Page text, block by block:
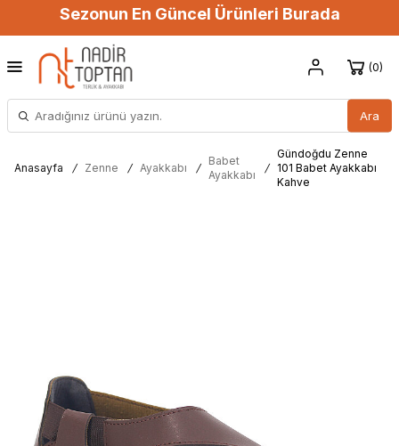
Sezonun En Güncel Ürünleri Burada
Ara
0
Anasayfa / Zenne / Ayakkabı /
Babet
Ayakkabı
/
Gündoğdu Zenne
101 Babet Ayakkabı
Kahve